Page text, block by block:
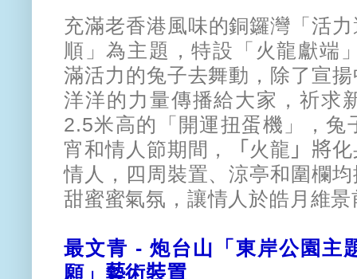
充滿老香港風味的銅鑼灣「活
順」為主題，特設「火龍獻端
滿活力的兔子去舞動，除了宣
洋洋的力量傳播給大家，祈求
2.5米高的「開運扭蛋機」，兔
宵和情人節期間，
「 火龍 」將
情人，四周裝置、涼亭和圍欄
甜蜜蜜氣氛， 讓情人於皓月維
最文青 - 炮台山
「東岸公園
願」 藝術裝置